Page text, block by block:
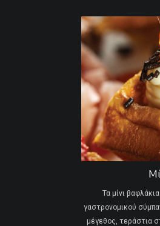
Τα μίνι
γαστρονομικού
μέγεθος, τεράστια